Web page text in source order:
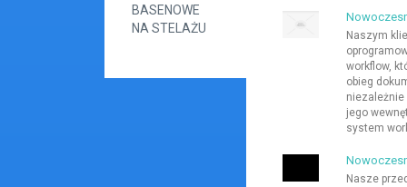
BASENOWE
NA STELAŻU
Naszym
workflow,
obieg
niezależnie
jego
system
Nasze